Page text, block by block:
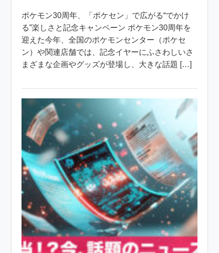
ポケモン30周年、「ポケセン」で広がる“でかけ
る”楽しさと記念キャンペーン ポケモン30周年を
迎えた今年、全国のポケモンセンター（ポケセ
ン）や関連店舗では、記念イヤーにふさわしいさ
まざまな企画やグッズが登場し、大きな話題 […]